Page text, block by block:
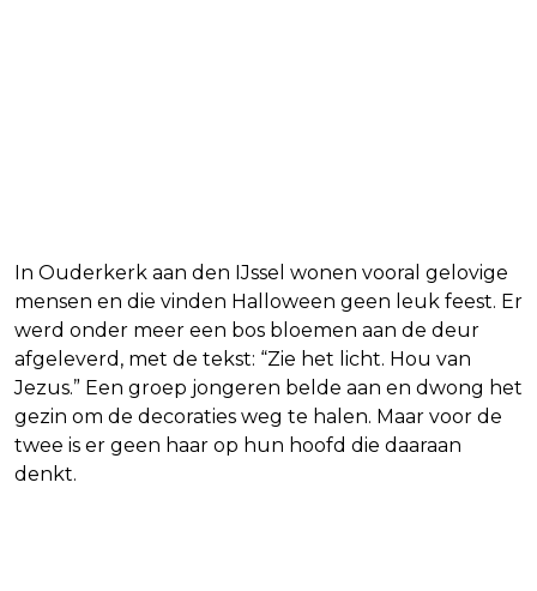
In Ouderkerk aan den IJssel wonen vooral gelovige
mensen en die vinden Halloween geen leuk feest. Er
werd onder meer een bos bloemen aan de deur
afgeleverd, met de tekst: “Zie het licht. Hou van
Jezus.” Een groep jongeren belde aan en dwong het
gezin om de decoraties weg te halen. Maar voor de
twee is er geen haar op hun hoofd die daaraan
denkt.